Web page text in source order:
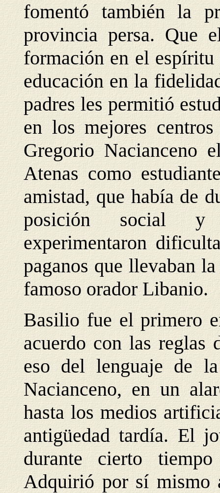
fomentó también la
provincia persa. Que
formación en el
educación en la
padres les permitió
en los mejores
Gregorio Nacianceno
Atenas como
amistad, que había de
posición social y
experimentaron
paganos que llevaban
famoso orador Libanio.
Basilio fue el primero
acuerdo con las reglas
eso del lenguaje de
Nacianceno, en un
hasta los medios
antigüedad tardía. El
durante cierto
Adquirió por sí mismo